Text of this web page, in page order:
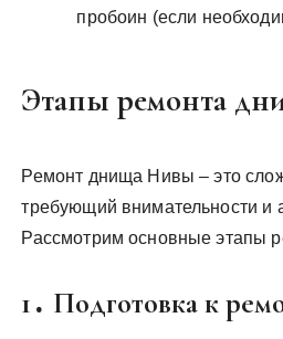
пробоин (если
Этапы ремонта
Ремонт днища Нивы – это
требующий внимательности и
Рассмотрим основные этапы
1․ Подготовка к